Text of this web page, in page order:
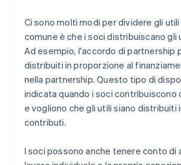
Ci sono molti modi per dividere gli
comune è che i soci distribuiscano
Ad esempio, l'accordo di partnership
distribuiti in proporzione al
nella partnership. Questo tipo di
indicata quando i soci
e vogliono che gli utili siano distribuiti
contributi.
I soci possono anche tenere conto